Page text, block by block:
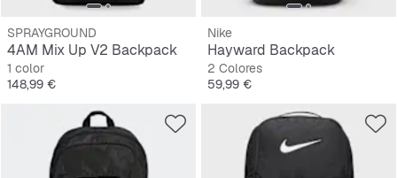
SPRAYGROUND
4AM Mix Up V2 Backpack
1 color
Precio
148,99 €
Nike
Hayward Backpack
2 Colores
Precio
59,99 €